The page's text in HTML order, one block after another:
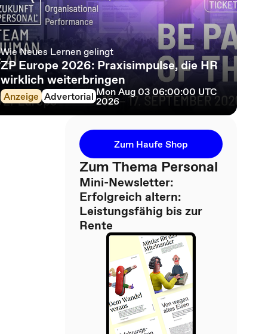
Wie Neues Lernen gelingt
ZP Europe 2026: Praxisimpulse, die HR
wirklich weiterbringen
Anzeige Advertorial Mon Aug 03 06:00:00 UTC
2026
Zum Haufe Shop
Zum Thema Personal
Mini-Newsletter:
Erfolgreich altern:
Leistungsfähig bis zur
Rente